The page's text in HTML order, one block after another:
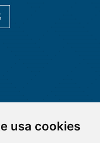
usa cookies